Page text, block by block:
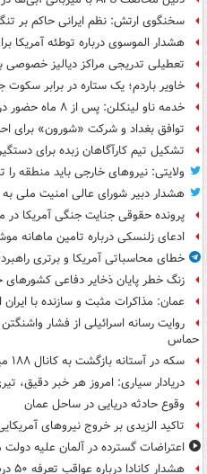
سخنگوی ارتش: نظم ایرانی حاکم بر
هشدار الموسوی درباره توطئه آمریکا
تعطیلی تدریجی مراکز دیالیز خصوصی
خاویر باردم؛ یک ستاره در برابر سکوت
خدمه ناو لینکلن: پس از ۸ ماه حضور در دریا خسته و درمانده‌ شدیم
توافق بغداد و شرکت «شورون» برای
تشکیل تیم کارآگاهان زبده برای
ولایتی: نیروهای خارجی باید منطقه را
هشدار دبیر شورای عالی امنیت ملی به
پرونده حقوقی جنایت جنگی آمریکا در
ادعای زلنسکی درباره تامین ماهانه
خطای محاسباتی آمریکا و برتری
زنگ خطر پایان ذخایر دفاعی
عمان: مذاکرات مثبت و سازنده با ایران
روایت رسانه اسرائیلی از فشار
حماس
سکه در آستانه بازگشت به کانال ۱۸۸ میلیون تومان
دریادار سیاری: امروز هر خبر دقیق،
وقوع حادثه دریایی در ساحل عمان
تاکید الزیدی بر خروج نیروهای
اعتراضات گسترده در آلمان علیه
هشدار کانادا درباره عواقب تعرفه ۵۰ درصدی آمریکا